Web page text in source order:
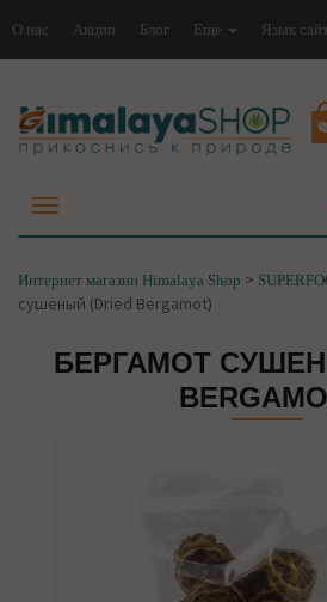
О нас Акции Блог Еще Язык
Интернет магазин Himalaya Shop >
сушеный (Dried Bergamot)
БЕРГАМОТ